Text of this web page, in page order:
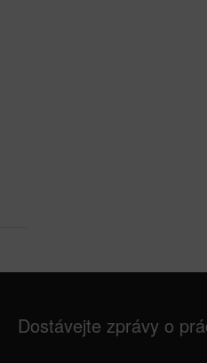
Dostávejte zprávy o